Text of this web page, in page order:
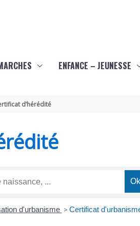
ENFANCE – JEUNESSE
d’hérédité
d'urbanisme > Certificat